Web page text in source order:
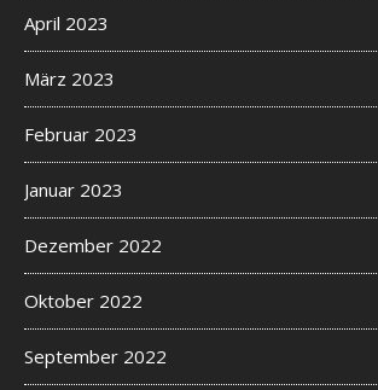
April 2023
März 2023
Februar 2023
Januar 2023
Dezember 2022
Oktober 2022
September 2022